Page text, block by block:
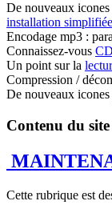
De nouveaux
installation
Encodage mp3 :
Connaissez-vous
Un point sur la
Compression /
De nouveaux
Contenu du
Cette rubrique est